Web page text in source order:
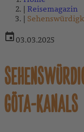
Reisemagazin
03.03.2025
GÖTA-KANALS